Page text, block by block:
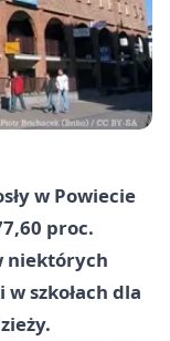
w Powiecie
proc.
niektórych
szkołach dla